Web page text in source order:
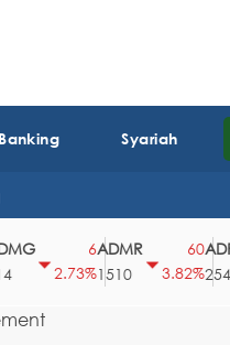
Banking Syariah
2.73%
ADMR
1510
3.82%
ADRO
2540